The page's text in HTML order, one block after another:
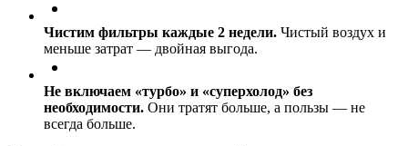
Чистим фильтры каждые 2 недели. Чистый воздух и
меньше затрат — двойная выгода.
Не включаем «турбо» и «суперхолод» без
необходимости. Они тратят больше, а пользы — не
всегда больше.